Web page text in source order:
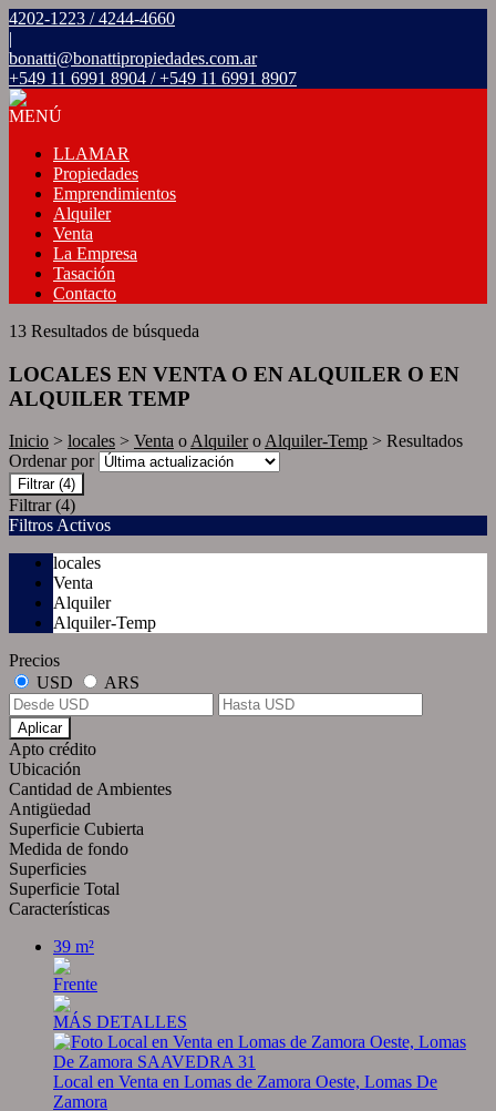
4202-1223 / 4244-4660
|
bonatti@bonattipropiedades.com.ar
+549 11 6991 8904 / +549 11 6991 8907
MENÚ
LLAMAR
Propiedades
Emprendimientos
Alquiler
Venta
La Empresa
Tasación
Contacto
13 Resultados de búsqueda
LOCALES EN VENTA O EN ALQUILER O EN
ALQUILER TEMP
Inicio > locales > Venta oAlquileroAlquiler-Temp > Resultados
Ordenar por
Filtrar (4)
Filtrar (4)
Filtros Activos
locales
Venta
Alquiler
Alquiler-Temp
Precios
USD
ARS
Aplicar
Apto crédito
Ubicación
Cantidad de Ambientes
Antigüedad
Superficie Cubierta
Medida de fondo
Superficies
Superficie Total
Características
39 m²
Frente
MÁS DETALLES
Local en Venta en Lomas de Zamora Oeste, Lomas De
Zamora